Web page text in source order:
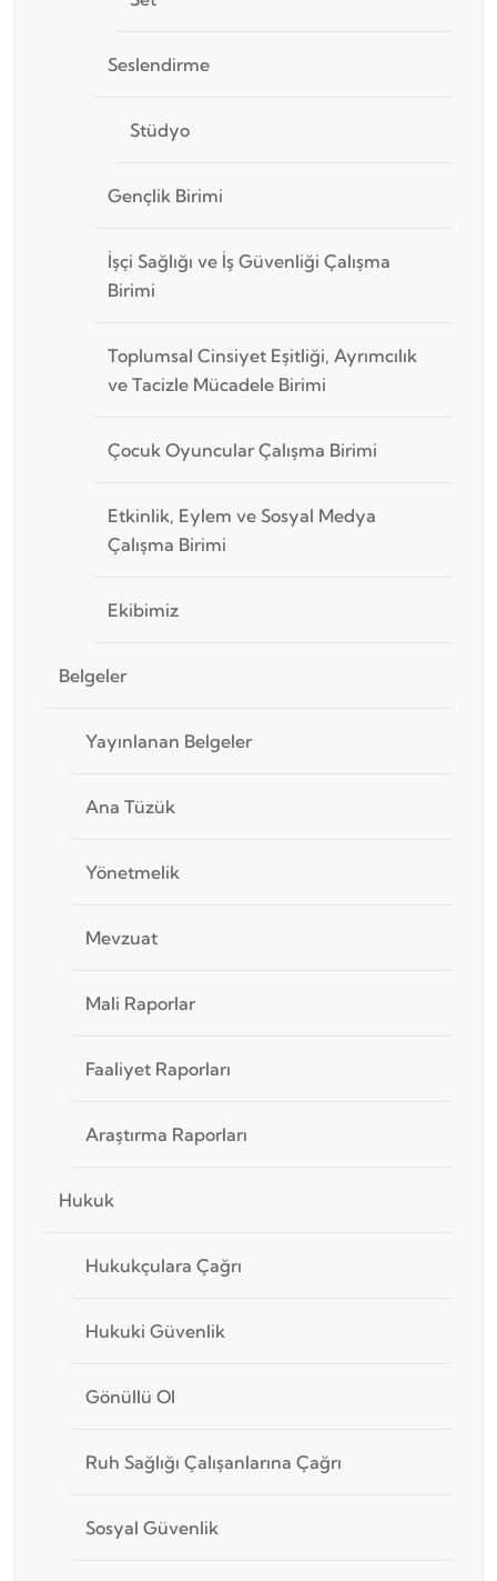
Seslendirme
Stüdyo
Gençlik Birimi
İşçi Sağlığı ve İş Güvenliği Çalışma
Birimi
Toplumsal Cinsiyet Eşitliği, Ayrımcılık
ve Tacizle Mücadele Birimi
Çocuk Oyuncular Çalışma Birimi
Etkinlik, Eylem ve Sosyal Medya
Çalışma Birimi
Ekibimiz
Belgeler
Yayınlanan Belgeler
Ana Tüzük
Yönetmelik
Mevzuat
Mali Raporlar
Faaliyet Raporları
Araştırma Raporları
Hukuk
Hukukçulara Çağrı
Hukuki Güvenlik
Gönüllü Ol
Ruh Sağlığı Çalışanlarına Çağrı
Sosyal Güvenlik